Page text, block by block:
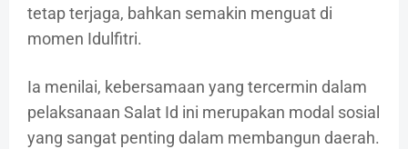
tetap terjaga, bahkan semakin menguat di
momen Idulfitri.
Ia menilai, kebersamaan yang tercermin dalam
pelaksanaan Salat Id ini merupakan modal sosial
yang sangat penting dalam membangun daerah.